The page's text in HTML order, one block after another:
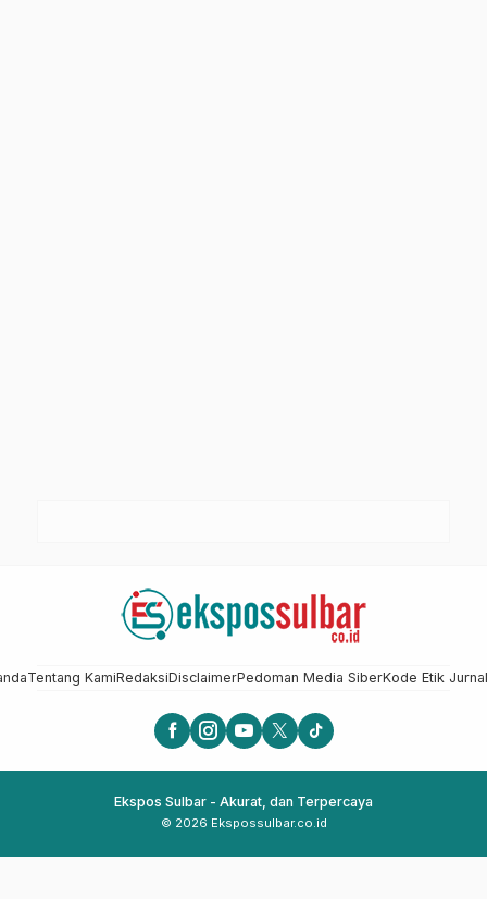
Tentang KamiRedaksiDisclaimerPedoman Media SiberKode Etik
Ekspos Sulbar - Akurat, dan Terpercaya
© 2026 Ekspossulbar.co.id